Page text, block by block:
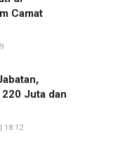
Camat
220 Juta dan
18:12